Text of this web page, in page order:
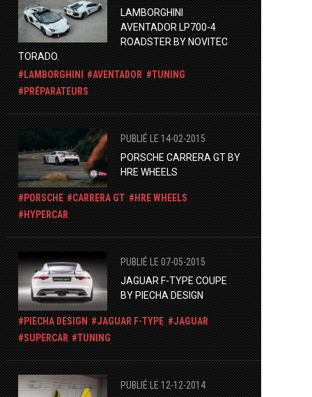
LAMBORGHINI
AVENTADOR LP700-4
ROADSTER BY NOVITEC
TORADO.
LAMBORGHINI
AVENTADOR
TUNING
PRÉPARATEURS
PUBLIÉ LE 14-02-2015
PORSCHE CARRERA GT BY
HRE WHEELS
PORSCHE CARRERA GT
HRE WHEELS
HYPERCAR
PUBLIÉ LE 07-05-2015
JAGUAR F-TYPE COUPE
BY PIECHA DESIGN
PIECHA DESIGN JAGUAR F-TYPE
JAGUAR
SUPERCAR
TUNING
PUBLIÉ LE 12-12-2014